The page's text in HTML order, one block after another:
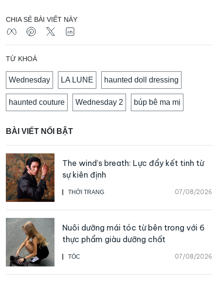
CHIA SẺ BÀI VIẾT NÀY
TỪ KHOÁ
Wednesday LA LUNE haunted doll dressing
haunted couture Wednesday 2 búp bê ma mị
BÀI VIẾT NỔI BẬT
THỜI TRANG 07/08/2026
The wind’s breath: Lực đẩy kết tinh từ
sự kiên định
TÓC 07/08/2026
Nuôi dưỡng mái tóc từ bên trong với 6
thực phẩm giàu dưỡng chất